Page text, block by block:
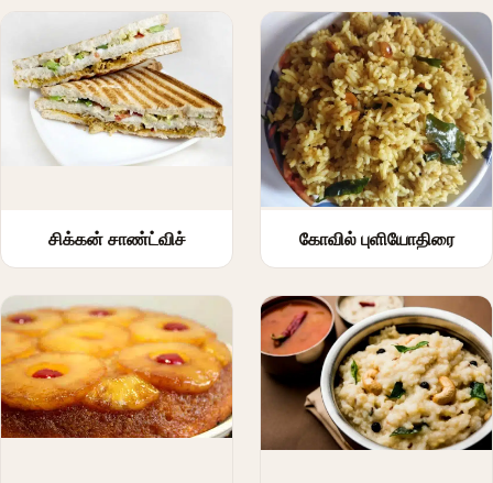
சிக்கன் சாண்ட்விச் கோவில் புளியோதிரை